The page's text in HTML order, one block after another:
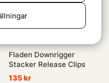
Fladen Downrigger
Stacker Release Clips
135 kr